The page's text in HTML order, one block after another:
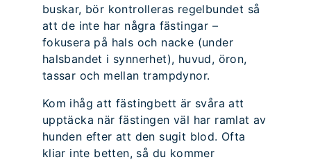
buskar, bör kontrolleras regelbundet så
att de inte har några fästingar –
fokusera på hals och nacke (under
halsbandet i synnerhet), huvud, öron,
tassar och mellan trampdynor.
Kom ihåg att fästingbett är svåra att
upptäcka när fästingen väl har ramlat av
hunden efter att den sugit blod. Ofta
kliar inte betten, så du kommer